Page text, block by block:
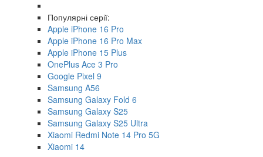
Популярні серії:
Apple iPhone 16 Pro
Apple iPhone 16 Pro Max
Apple iPhone 15 Plus
OnePlus Ace 3 Pro
Google Pixel 9
Samsung A56
Samsung Galaxy Fold 6
Samsung Galaxy S25
Samsung Galaxy S25 Ultra
Xiaomi Redmi Note 14 Pro 5G
Xiaomi 14